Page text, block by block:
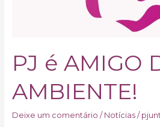
PJ é AMIGO
AMBIENTE!
Deixe um comentário / Notícias/